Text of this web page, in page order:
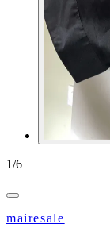
1/6
mairesale